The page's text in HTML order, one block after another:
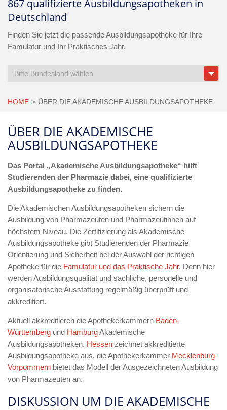
867 qualifizierte Ausbildungsapotheken in
Deutschland
Finden Sie jetzt die passende Ausbildungsapotheke für Ihre
Famulatur und Ihr Praktisches Jahr.
Bitte Bundesland wählen
HOME ÜBER DIE AKADEMISCHE AUSBILDUNGSAPOTHEKE
ÜBER DIE AKADEMISCHE
AUSBILDUNGSAPOTHEKE
Das Portal „Akademische Ausbildungsapotheke“ hilft
Studierenden der Pharmazie dabei, eine qualifizierte
Ausbildungsapotheke zu finden.
Die Akademischen Ausbildungsapotheken sichern die
Ausbildung von Pharmazeuten und Pharmazeutinnen auf
höchstem Niveau. Die Zertifizierung als Akademische
Ausbildungsapotheke gibt Studierenden der Pharmazie
Orientierung und Sicherheit bei der Auswahl der richtigen
Apotheke für die Famulatur und das Praktische Jahr. Denn hier
werden Ausbildungsqualität und sachliche, personelle und
organisatorische Ausstattung regelmäßig überprüft und
akkreditiert.
Aktuell akkreditieren die Apothekerkammern Baden-
Württemberg und HamburgAkademische
Ausbildungsapotheken. Hessen zeichnet akkreditierte
Ausbildungsapotheke aus, die Apothekerkammer Mecklenburg-
Vorpommern bietet das Modell der Ausgezeichneten Ausbildung
von Pharmazeuten an.
DISKUSSION UM DIE AKADEMISCHE